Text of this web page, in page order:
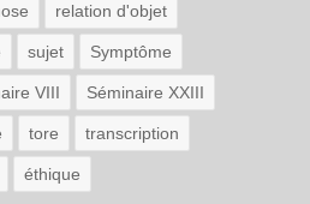
relation d'objet
sujet Symptôme
VIII Séminaire XXIII
tore transcription
éthique